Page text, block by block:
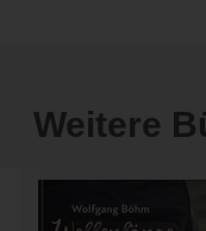
Weitere